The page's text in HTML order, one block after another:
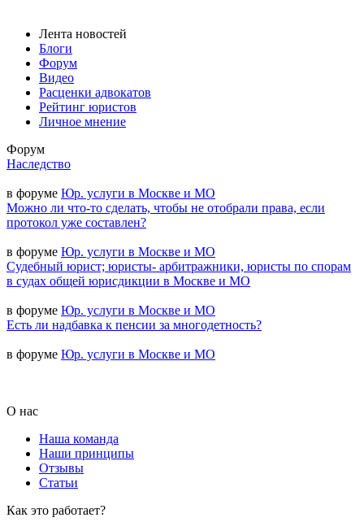
Лента новостей
Блоги
Форум
Видео
Расценки адвокатов
Рейтинг юристов
Личное мнение
Форум
Наследство
в форуме Юр. услуги в Москве и МО
Можно ли что-то сделать, чтобы не отобрали права, если
протокол уже составлен?
в форуме Юр. услуги в Москве и МО
Судебный юрист; юристы- арбитражники, юристы по спорам
в судах общей юрисдикции в Москве и МО
в форуме Юр. услуги в Москве и МО
Есть ли надбавка к пенсии за многодетность?
в форуме Юр. услуги в Москве и МО
О нас
Наша команда
Наши принципы
Отзывы
Статьи
Как это работает?